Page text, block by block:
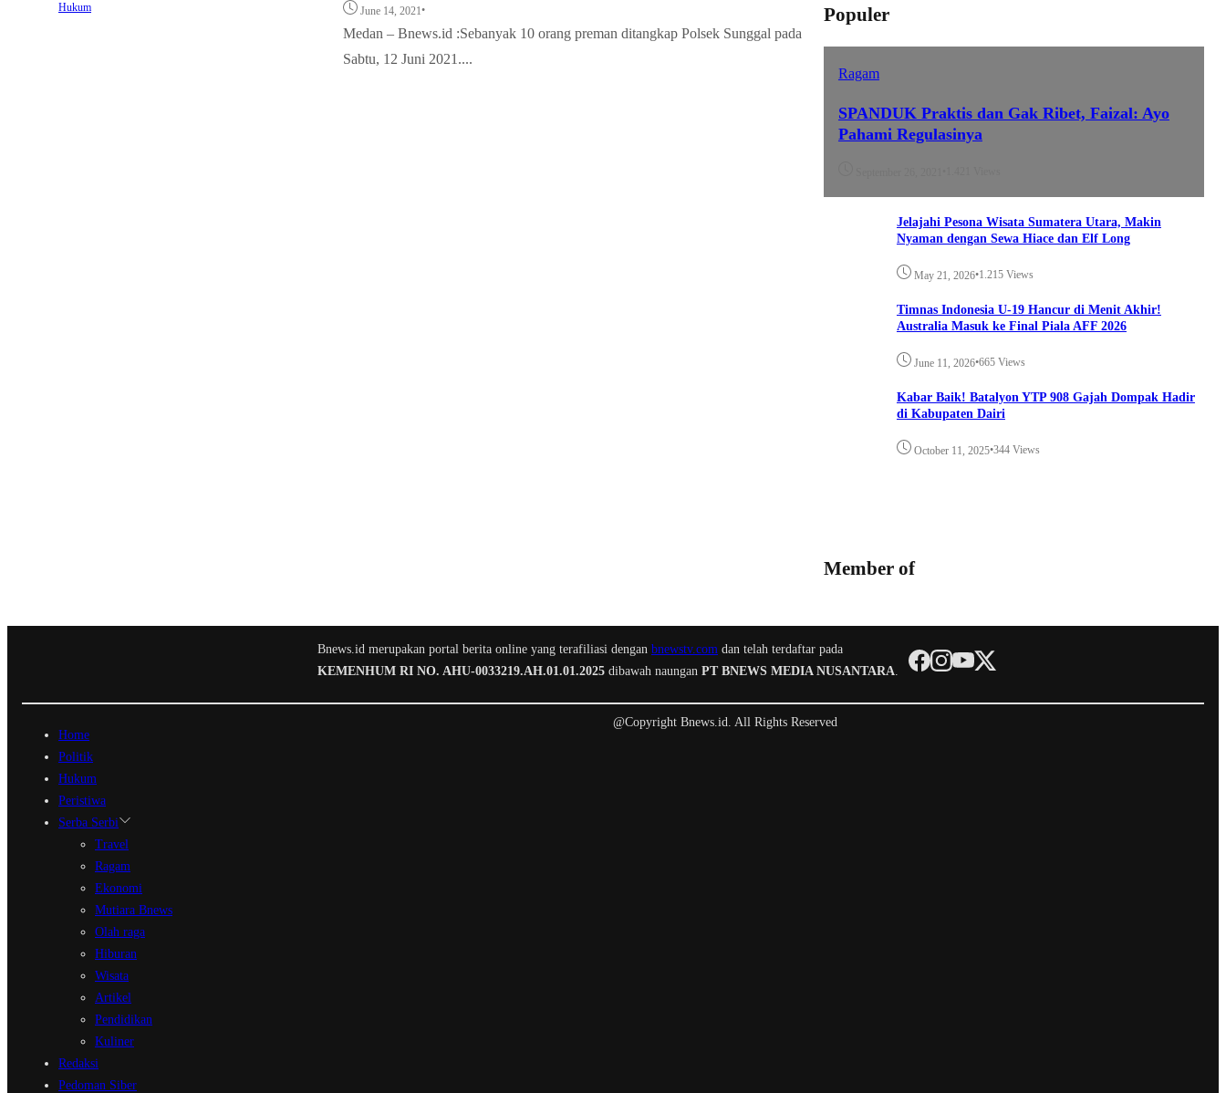
Hukum June 14, 2021•
Medan – Bnews.id :Sebanyak 10 orang preman ditangkap Polsek Sunggal pada
Sabtu, 12 Juni 2021....
Populer
Ragam
SPANDUK Praktis dan Gak Ribet, Faizal: Ayo
Pahami Regulasinya
Jelajahi Pesona Wisata Sumatera Utara, Makin
Nyaman dengan Sewa Hiace dan Elf Long
May 21, 2026•1.215 Views
Timnas Indonesia U-19 Hancur di Menit Akhir!
Australia Masuk ke Final Piala AFF 2026
June 11, 2026•665 Views
Kabar Baik! Batalyon YTP 908 Gajah Dompak Hadir
di Kabupaten Dairi
October 11, 2025•344 Views
Member of
Bnews.id merupakan portal berita online yang terafiliasi dengan bnewstv.com dan telah terdaftar pada
KEMENHUM RI NO. AHU-0033219.AH.01.01.2025 dibawah naungan PT BNEWS MEDIA NUSANTARA.
Home
Politik
Hukum
Peristiwa
Serba Serbi
Travel
Ragam
Ekonomi
Mutiara Bnews
Olah raga
Hiburan
Wisata
Artikel
Pendidikan
Kuliner
Redaksi
Pedoman Siber
@Copyright Bnews.id. All Rights Reserved